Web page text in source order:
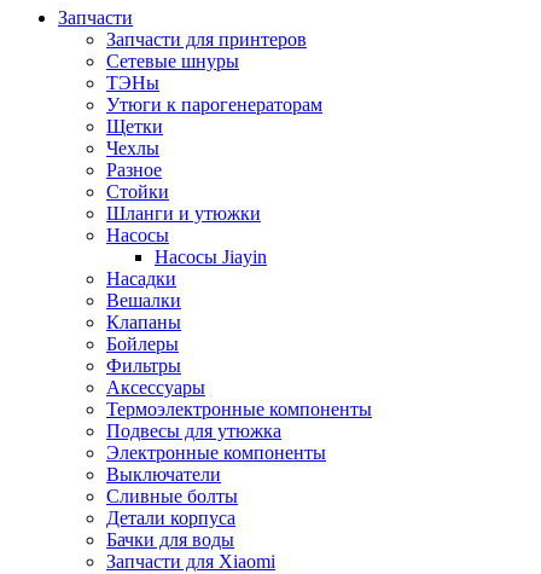
Запчасти
Запчасти для принтеров
Сетевые шнуры
ТЭНы
Утюги к парогенераторам
Щетки
Чехлы
Разное
Стойки
Шланги и утюжки
Насосы
Насосы Jiayin
Насадки
Вешалки
Клапаны
Бойлеры
Фильтры
Аксессуары
Термоэлектронные компоненты
Подвесы для утюжка
Электронные компоненты
Выключатели
Сливные болты
Детали корпуса
Бачки для воды
Запчасти для Xiaomi